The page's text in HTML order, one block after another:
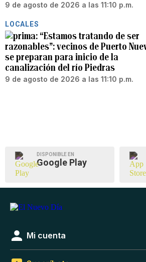
9 de agosto de 2026 a las 11:10 p.m.
LOCALES
“Estamos tratando de ser
razonables”: vecinos de Puerto
se preparan para inicio de la
canalización del río Piedras
9 de agosto de 2026 a las 11:10 p.m.
DISPONIBLE EN
Google Play
Mi cuenta